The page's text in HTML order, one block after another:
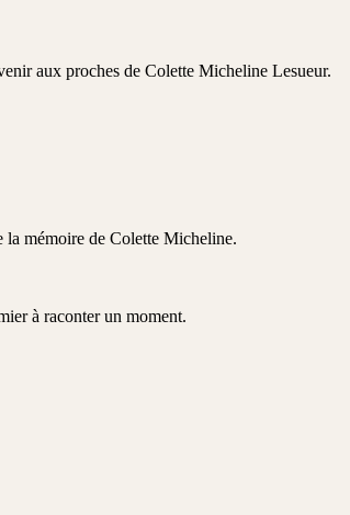
aux proches de Colette Micheline Lesueur.
la mémoire de Colette Micheline.
à raconter un moment.